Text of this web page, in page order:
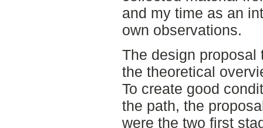
and my time as an
own observations.
The design proposal
the theoretical
To create good
the path, the
were the two first